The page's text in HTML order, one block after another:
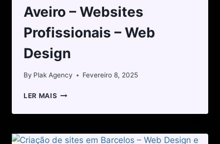
Aveiro – Websites
Profissionais – Web
Design
By Plak Agency Fevereiro 8, 2025
LER MAIS